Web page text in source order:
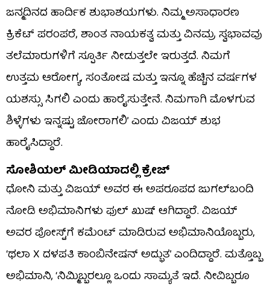
ಜನ್ಮದಿನದ ಹಾರ್ದಿಕ ಶುಭಾಶಯಗಳು. ನಿಮ್ಮ ಅಸಾಧಾರಣ
ಕ್ರಿಕೆಟ್ ಪರಂಪರೆ, ಶಾಂತ ನಾಯಕತ್ವ ಮತ್ತು ವಿನಮ್ರ ಸ್ವಭಾವವು
ತಲೆಮಾರುಗಳಿಗೆ ಸ್ಪೂರ್ತಿ ನೀಡುತ್ತಲೇ ಇರುತ್ತದೆ. ನಿಮಗೆ
ಉತ್ತಮ ಆರೋಗ್ಯ, ಸಂತೋಷ ಮತ್ತು ಇನ್ನೂ ಹೆಚ್ಚಿನ ವರ್ಷಗಳ
ಯಶಸ್ಸು ಸಿಗಲಿ ಎಂದು ಹಾರೈಸುತ್ತೇನೆ. ನಿಮಗಾಗಿ ಮೊಳಗುವ
ಶಿಳ್ಳೆಗಳು ಇನ್ನಷ್ಟು ಜೋರಾಗಲಿ’ ಎಂದು ವಿಜಯ್ ಶುಭ
ಹಾರೈಸಿದ್ದಾರೆ.
ಸೋಶಿಯಲ್ ಮೀಡಿಯಾದಲ್ಲಿ ಕ್ರೇಜ್
ಧೋನಿ ಮತ್ತು ವಿಜಯ್ ಅವರ ಈ ಅಪರೂಪದ ಜುಗಲ್‌ಬಂದಿ
ನೋಡಿ ಅಭಿಮಾನಿಗಳು ಫುಲ್ ಖುಷ್ ಆಗಿದ್ದಾರೆ. ವಿಜಯ್
ಅವರ ಪೋಸ್ಟ್‌ಗೆ ಕಮೆಂಟ್ ಮಾಡಿರುವ ಅಭಿಮಾನಿಯೊಬ್ಬರು,
‘ಥಲಾ X ದಳಪತಿ ಕಾಂಬಿನೇಷನ್ ಅದ್ಭುತ’ ಎಂದಿದ್ದಾರೆ. ಮತ್ತೊಬ್ಬ
ಅಭಿಮಾನಿ, ‘ನಿಮ್ಮಿಬ್ಬರಲ್ಲೂ ಒಂದು ಸಾಮ್ಯತೆ ಇದೆ. ನೀವಿಬ್ಬರೂ